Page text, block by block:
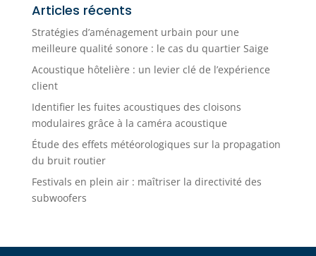
Articles récents
Stratégies d’aménagement urbain pour une
meilleure qualité sonore : le cas du quartier Saige
Acoustique hôtelière : un levier clé de l’expérience
client
Identifier les fuites acoustiques des cloisons
modulaires grâce à la caméra acoustique
Étude des effets météorologiques sur la propagation
du bruit routier
Festivals en plein air : maîtriser la directivité des
subwoofers